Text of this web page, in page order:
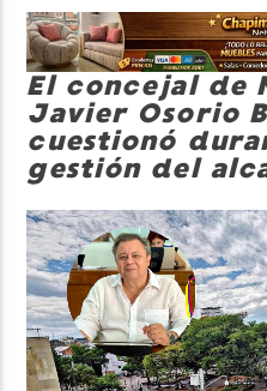
El concejal de
Javier Osorio
cuestionó
gestión del